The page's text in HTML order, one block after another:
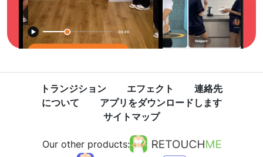
トランジション エフェクト
連絡先
について
アプリをダウンロードします
サイトマップ
Our other products: